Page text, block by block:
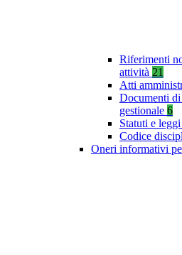
Riferimenti
attività 21
Atti
Documenti di
gestionale 6
Statuti e
Codice
Oneri informativi